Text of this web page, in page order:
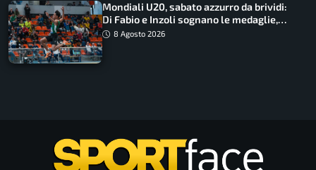
Mondiali U20, sabato azzurro da brividi:
Di Fabio e Inzoli sognano le medaglie,
Castellani e Succo in finale
8 Agosto 2026